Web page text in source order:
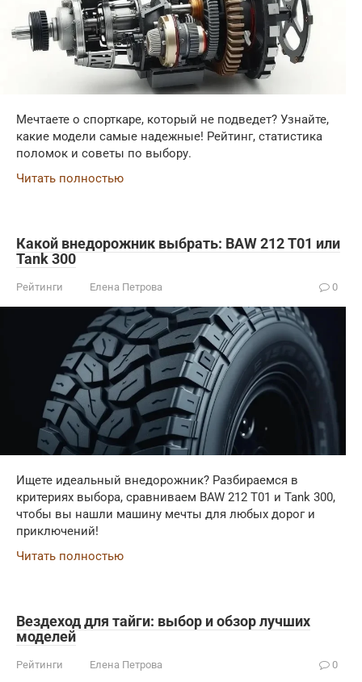
Мечтаете о спорткаре, который не подведет? Узнайте,
какие модели самые надежные! Рейтинг, статистика
поломок и советы по выбору.
Читать полностью
Какой внедорожник выбрать: BAW 212 T01 или
Tank 300
Рейтинги Елена Петрова 0
Ищете идеальный внедорожник? Разбираемся в
критериях выбора, сравниваем BAW 212 T01 и Tank 300,
чтобы вы нашли машину мечты для любых дорог и
приключений!
Читать полностью
Вездеход для тайги: выбор и обзор лучших
моделей
Рейтинги Елена Петрова 0